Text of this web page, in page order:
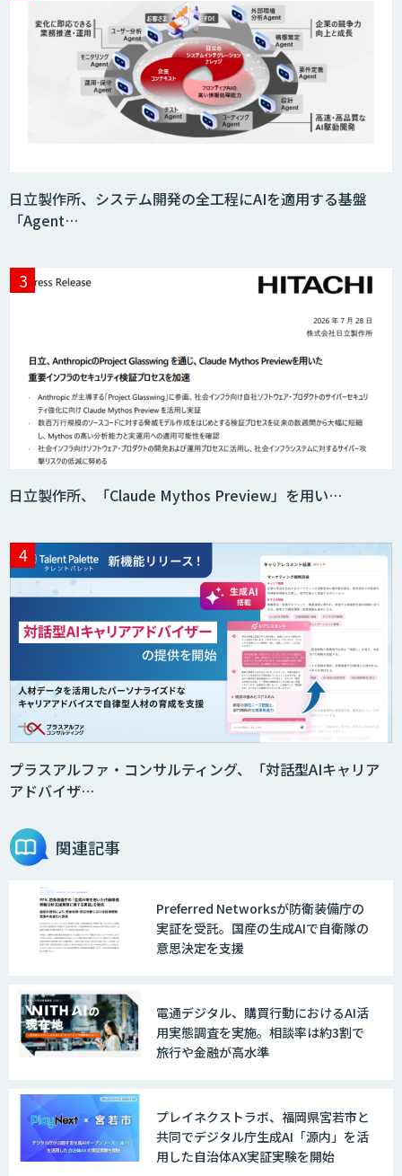
miibo
ニーズを理解する対話型AIエージェント
Web接客を進化させる対話型AIエージェ
ント「AI’mON for WEB」
AIエージェント構築支援サービス
スクレイプPro
SAT
DX推進のパートナーに「ジンベイ 生成
AI・DXコンサルティング」
JAPAN AI SALES
JAPAN AI MARKETING
ントが自動処理します 『Knowfa（ノウ
ファ）受注AIエージェント』
日立製作所、システム開発の全工程にAIを適用する基盤
「Agent…
日立製作所、「Claude Mythos Preview」を用い…
プラスアルファ・コンサルティング、「対話型AIキャリア
アドバイザ…
関連記事
Preferred Networksが防衛装備庁の
実証を受託。国産の生成AIで自衛隊の
意思決定を支援
電通デジタル、購買行動におけるAI活
用実態調査を実施。相談率は約3割で
旅行や金融が高水準
プレイネクストラボ、福岡県宮若市と
共同でデジタル庁生成AI「源内」を活
用した自治体AX実証実験を開始